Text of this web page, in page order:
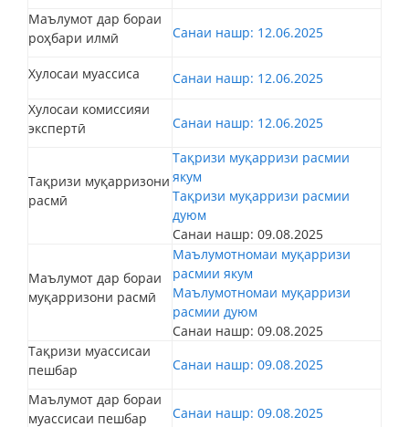
Маълумот дар бораи
роҳбари илмӣ
Санаи нашр: 12.06.2025
Хулосаи муассиса
Санаи нашр: 12.06.2025
Хулосаи комиссияи
экспертӣ
Санаи нашр: 12.06.2025
Тақризи муқарризони
расмӣ
Тақризи муқарризи расмии
якум
Тақризи муқарризи расмии
дуюм
Санаи нашр: 09.08.2025
Маълумот дар бораи
муқарризони расмӣ
Маълумотномаи муқарризи
расмии якум
Маълумотномаи муқарризи
расмии дуюм
Санаи нашр: 09.08.2025
Тақризи муассисаи
пешбар
Санаи нашр: 09.08.2025
Маълумот дар бораи
муассисаи пешбар
Санаи нашр: 09.08.2025